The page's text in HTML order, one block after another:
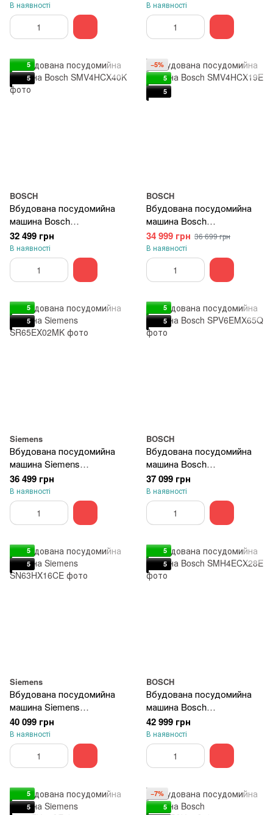
В наявності В наявності
5
5
BOSCH
Вбудована посудомийна
машина Bosch
SMV4HCX40K
32 499 грн
В наявності
−5%
5
5
BOSCH
Вбудована посудомийна
машина Bosch
SMV4HCX19E
34 999 грн 36 699 грн
В наявності
5
5
Siemens
Вбудована посудомийна
машина Siemens
SR65EX02MK
36 499 грн
В наявності
5
5
BOSCH
Вбудована посудомийна
машина Bosch
SPV6EMX65Q
37 099 грн
В наявності
5
5
Siemens
Вбудована посудомийна
машина Siemens
SN63HX16CE
40 099 грн
В наявності
5
5
BOSCH
Вбудована посудомийна
машина Bosch
SMH4ECX28E
42 999 грн
В наявності
5
5
−7%
5